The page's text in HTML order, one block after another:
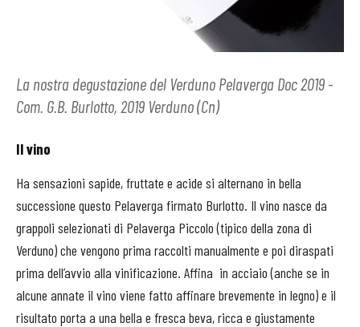
La nostra degustazione del Verduno Pelaverga Doc 2019 -
Com. G.B. Burlotto, 2019 Verduno (Cn)
Il vino
Ha sensazioni sapide, fruttate e acide si alternano in bella
successione questo Pelaverga firmato Burlotto. Il vino nasce da
grappoli selezionati di Pelaverga Piccolo (tipico della zona di
Verduno) che vengono prima raccolti manualmente e poi diraspati
prima dell’avvio alla vinificazione. Affina in acciaio (anche se in
alcune annate il vino viene fatto affinare brevemente in legno) e il
risultato porta a una bella e fresca beva, ricca e giustamente